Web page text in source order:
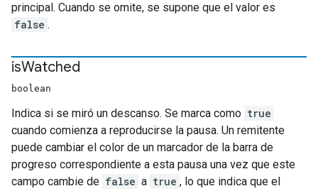
principal. Cuando se omite, se supone que el valor es
false .
isWatched
boolean
Indica si se miró un descanso. Se marca como true
cuando comienza a reproducirse la pausa. Un remitente
puede cambiar el color de un marcador de la barra de
progreso correspondiente a esta pausa una vez que este
campo cambie de false a true , lo que indica que el